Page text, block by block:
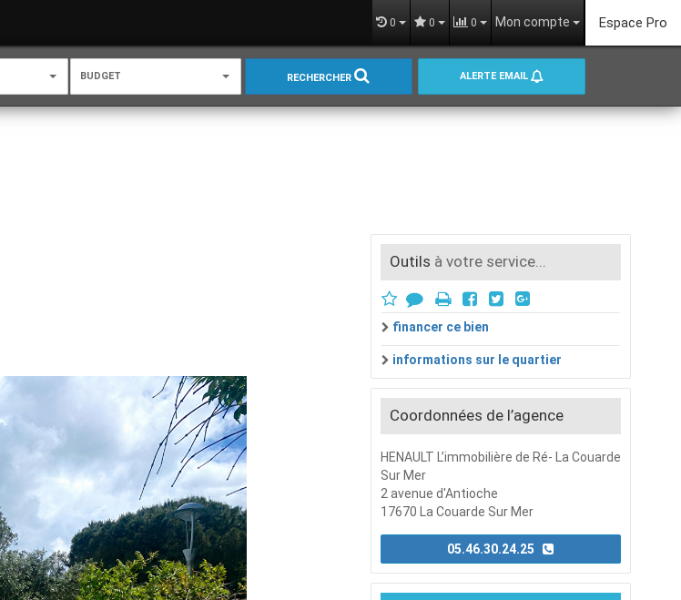
0 0 0 Mon compte Espace Pro
BUDGET RECHERCHER ALERTE EMAIL
Outils à votre service...
financer ce bien
informations sur le quartier
Coordonnées de l’agence
HENAULT L’immobilière de Ré- La Couarde
Sur Mer
2 avenue d'Antioche
17670 La Couarde Sur Mer
05.46.30.24.25